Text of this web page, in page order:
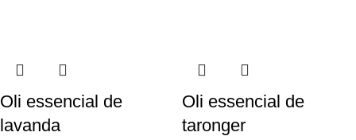
Oli essencial de
lavanda
Oli essencial de
taronger